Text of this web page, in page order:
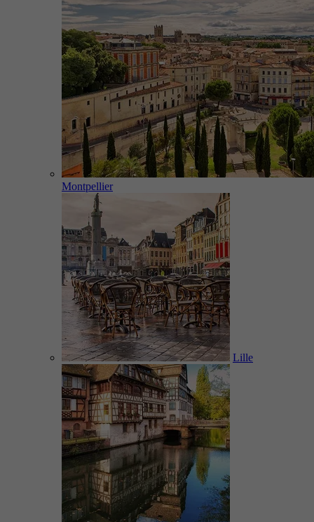
Montpellier
Lille